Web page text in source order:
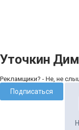
Уточкин
Рекламщики? - Не, не
Подписаться